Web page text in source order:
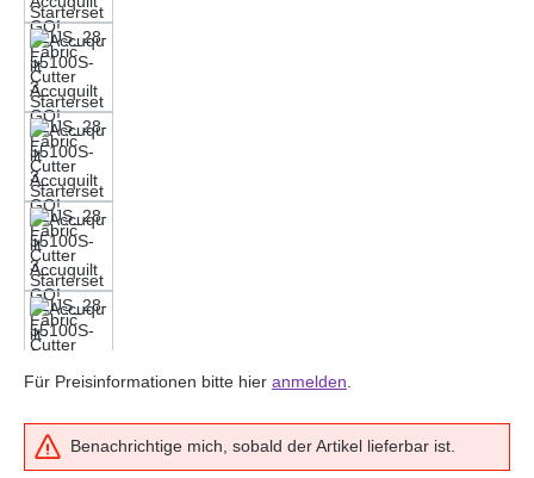
Für Preisinformationen bitte hier anmelden
Benachrichtige mich, sobald der Artikel lieferbar ist.